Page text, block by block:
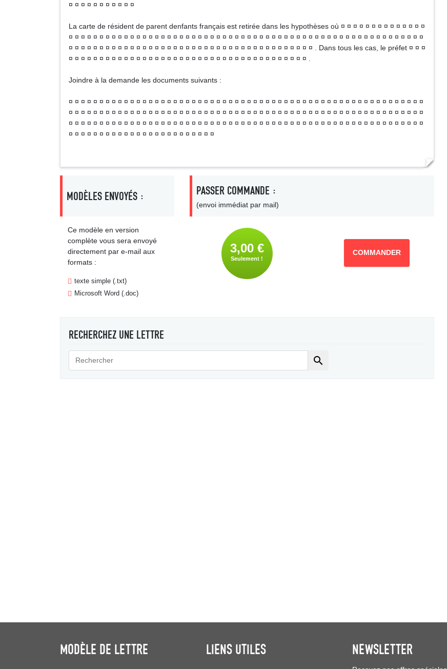
¤ ¤ ¤ ¤ ¤ ¤ ¤ ¤ ¤ ¤ ¤
La carte de résident de parent denfants français est retirée dans les hypothèses où ¤ ¤ ¤ ¤ ¤ ¤ ¤ ¤ ¤ ¤ ¤ ¤ ¤ ¤
¤ ¤ ¤ ¤ ¤ ¤ ¤ ¤ ¤ ¤ ¤ ¤ ¤ ¤ ¤ ¤ ¤ ¤ ¤ ¤ ¤ ¤ ¤ ¤ ¤ ¤ ¤ ¤ ¤ ¤ ¤ ¤ ¤ ¤ ¤ ¤ ¤ ¤ ¤ ¤ ¤ ¤ ¤ ¤ ¤ ¤ ¤ ¤ ¤ ¤ ¤ ¤ ¤ ¤ ¤ ¤ ¤ ¤
¤ ¤ ¤ ¤ ¤ ¤ ¤ ¤ ¤ ¤ ¤ ¤ ¤ ¤ ¤ ¤ ¤ ¤ ¤ ¤ ¤ ¤ ¤ ¤ ¤ ¤ ¤ ¤ ¤ ¤ ¤ ¤ ¤ ¤ ¤ ¤ ¤ ¤ ¤ ¤ . Dans tous les cas, le préfet ¤ ¤ ¤
¤ ¤ ¤ ¤ ¤ ¤ ¤ ¤ ¤ ¤ ¤ ¤ ¤ ¤ ¤ ¤ ¤ ¤ ¤ ¤ ¤ ¤ ¤ ¤ ¤ ¤ ¤ ¤ ¤ ¤ ¤ ¤ ¤ ¤ ¤ ¤ ¤ ¤ ¤ .
Joindre à la demande les documents suivants :
¤ ¤ ¤ ¤ ¤ ¤ ¤ ¤ ¤ ¤ ¤ ¤ ¤ ¤ ¤ ¤ ¤ ¤ ¤ ¤ ¤ ¤ ¤ ¤ ¤ ¤ ¤ ¤ ¤ ¤ ¤ ¤ ¤ ¤ ¤ ¤ ¤ ¤ ¤ ¤ ¤ ¤ ¤ ¤ ¤ ¤ ¤ ¤ ¤ ¤ ¤ ¤ ¤ ¤ ¤ ¤ ¤ ¤
¤ ¤ ¤ ¤ ¤ ¤ ¤ ¤ ¤ ¤ ¤ ¤ ¤ ¤ ¤ ¤ ¤ ¤ ¤ ¤ ¤ ¤ ¤ ¤ ¤ ¤ ¤ ¤ ¤ ¤ ¤ ¤ ¤ ¤ ¤ ¤ ¤ ¤ ¤ ¤ ¤ ¤ ¤ ¤ ¤ ¤ ¤ ¤ ¤ ¤ ¤ ¤ ¤ ¤ ¤ ¤ ¤ ¤
¤ ¤ ¤ ¤ ¤ ¤ ¤ ¤ ¤ ¤ ¤ ¤ ¤ ¤ ¤ ¤ ¤ ¤ ¤ ¤ ¤ ¤ ¤ ¤ ¤ ¤ ¤ ¤ ¤ ¤ ¤ ¤ ¤ ¤ ¤ ¤ ¤ ¤ ¤ ¤ ¤ ¤ ¤ ¤ ¤ ¤ ¤ ¤ ¤ ¤ ¤ ¤ ¤ ¤ ¤ ¤ ¤ ¤
¤ ¤ ¤ ¤ ¤ ¤ ¤ ¤ ¤ ¤ ¤ ¤ ¤ ¤ ¤ ¤ ¤ ¤ ¤ ¤ ¤ ¤ ¤ ¤
MODÈLES ENVOYÉS :
Ce modèle en version
complète vous sera envoyé
directement par e-mail aux
formats :
texte simple (.txt)
Microsoft Word (.doc)
PASSER COMMANDE :
(envoi immédiat par mail)
3,00 €
Seulement !
COMMANDER
RECHERCHEZ UNE LETTRE

MODÈLE DE LETTRE LIENS UTILES NEWSLETTER